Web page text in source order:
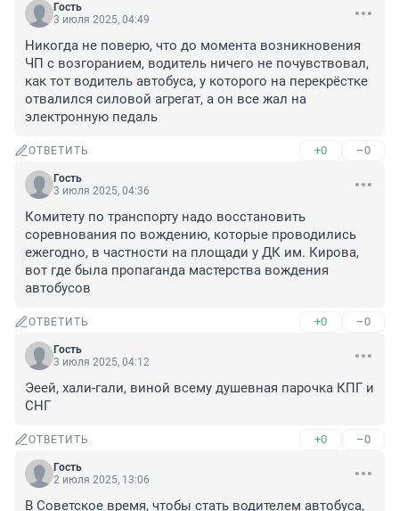
Гость
3 июля 2025, 04:49
Никогда не поверю, что до момента возникновения
ЧП с возгоранием, водитель ничего не почувствовал,
как тот водитель автобуса, у которого на перекрёстке
отвалился силовой агрегат, а он все жал на
электронную педаль
ОТВЕТИТЬ +0 –0
Гость
3 июля 2025, 04:36
Комитету по транспорту надо восстановить
соревнования по вождению, которые проводились
ежегодно, в частности на площади у ДК им. Кирова,
вот где была пропаганда мастерства вождения
автобусов
ОТВЕТИТЬ +0 –0
Гость
3 июля 2025, 04:12
Эеей, хали-гали, виной всему душевная парочка КПГ и
СНГ
ОТВЕТИТЬ +0 –0
Гость
2 июля 2025, 13:06
В Советское время, чтобы стать водителем автобуса,